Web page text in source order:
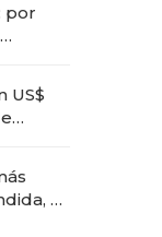
por
US$
el